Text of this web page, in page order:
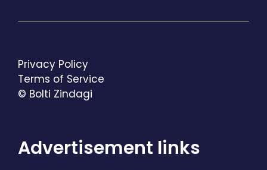
© Bolti Zindagi
Privacy Policy
Terms of Service
Advertisement links